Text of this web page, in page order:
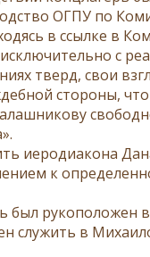
ОГПУ по
в ссылке в
с
тверд, свои
стороны,
иеродиакона
к
был рукоположен
служить в